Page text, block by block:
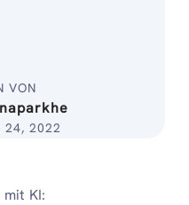
VON
24, 2022
KI: